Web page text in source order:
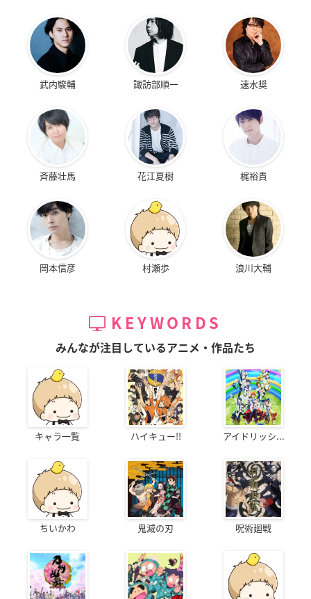
武内駿輔 諏訪部順一 速水奨
斉藤壮馬 花江夏樹 梶裕貴
岡本信彦 村瀬歩 浪川大輔
KEYWORDS
みんなが注目しているアニメ・作品たち
キャラ一覧 ハイキュー!! アイドリッシ...
ちいかわ 鬼滅の刃 呪術廻戦